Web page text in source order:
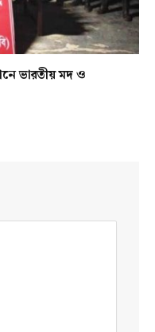
ভারতীয় মদ ও